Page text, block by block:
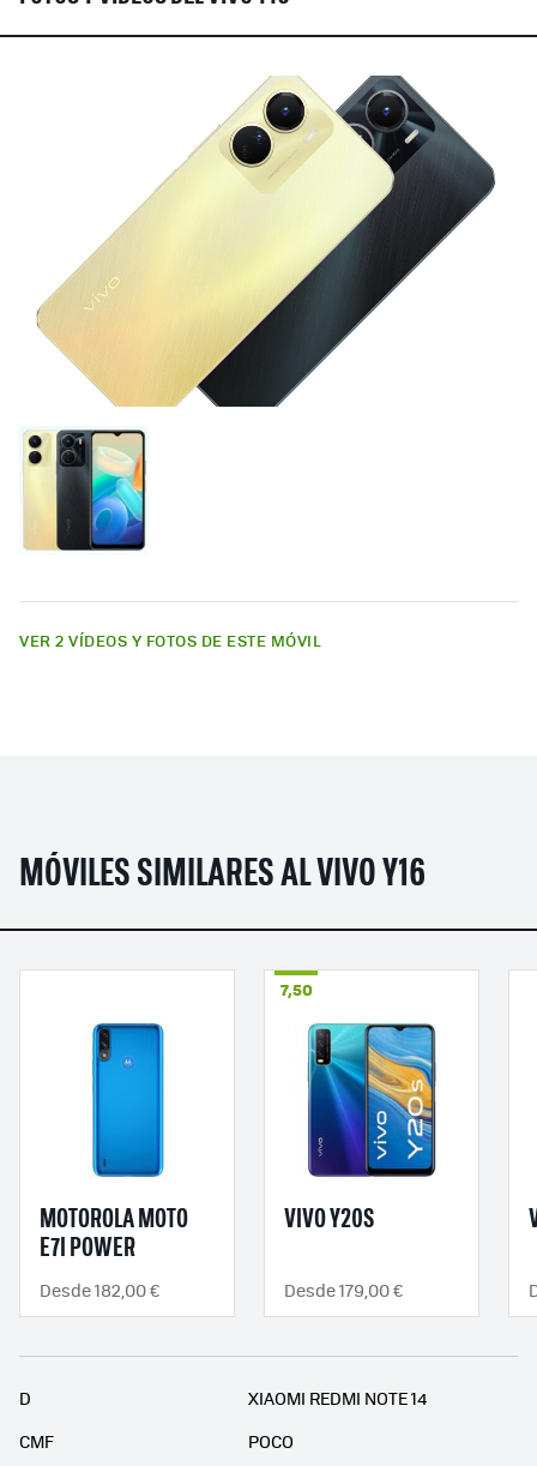
VER 2 VÍDEOS Y FOTOS DE ESTE MÓVIL
MÓVILES SIMILARES AL VIVO Y16
MOTOROLA MOTO
E7I POWER
Desde 182,00 €
7,50
VIVO Y20S
Desde 179,00 €
D
XIAOMI REDMI NOTE 14
CMF
POCO